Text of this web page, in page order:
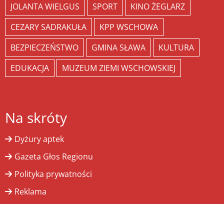
JOLANTA WIELGUS
SPORT
KINO ŻEGLARZ
CEZARY SADRAKUŁA
KPP WSCHOWA
BEZPIECZEŃSTWO
GMINA SŁAWA
KULTURA
EDUKACJA
MUZEUM ZIEMI WSCHOWSKIEJ
Na skróty
Dyżury aptek
Gazeta Głos Regionu
Polityka prywatności
Reklama